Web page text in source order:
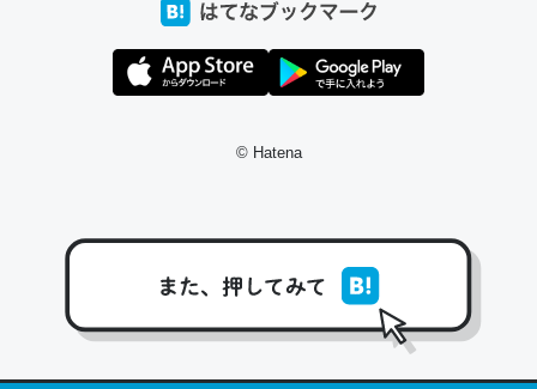
り時間を日数にすると1週間とかの人が多いそうだけど、
それを実質100倍以上に伸ばす効果があるはず……
─たまにLINEするくらいだった遠方の父67歳と僕。ITツール導入で
コミュニケーションが劇的に変化した｜tayorini by LIFULL介護
私も3年前ぐらいに祖母の家に設置した。ポケットWifiみ
たいなのでネット環境作ったけどAlexaしか使わないので
回線代ほとんどかからないですよ。参考：
https://toyoshi.hatenablog.com/entry/2019/05/15/1805
© Hatena